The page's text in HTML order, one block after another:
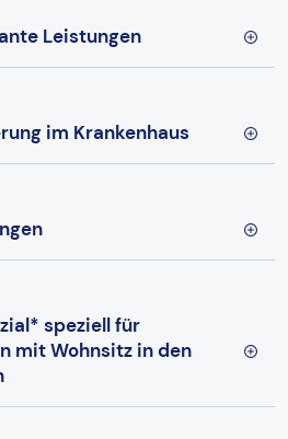
Leistungen
im Krankenhaus
speziell für
mit Wohnsitz in den